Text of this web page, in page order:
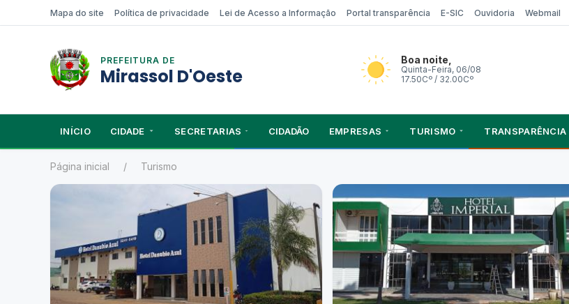
Mapa do site Política de privacidade Lei de Acesso a Informação Portal transparência E-SIC Ouvidoria Webmail
PREFEITURA DE
Mirassol D'Oeste
Boa noite,
Quinta-Feira, 06/08
17.50Cº / 32.00Cº
INÍCIO CIDADE SECRETARIAS CIDADÃO EMPRESAS TURISMO TRANSPARÊNCIA
Página inicial Turismo